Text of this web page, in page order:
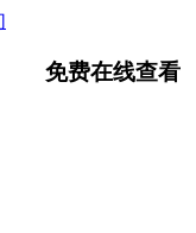
免费在线查看